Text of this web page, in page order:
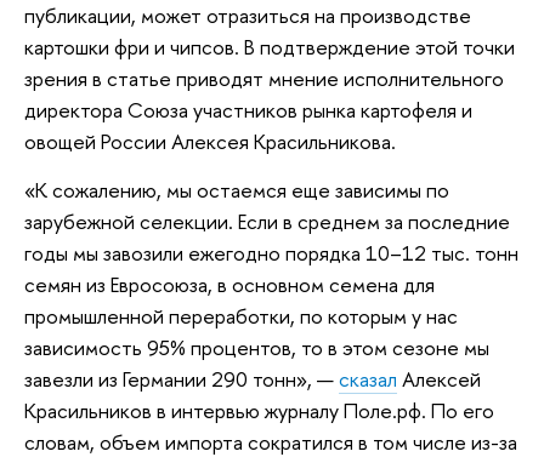
публикации, может отразиться на производстве
картошки фри и чипсов. В подтверждение этой точки
зрения в статье приводят мнение исполнительного
директора Союза участников рынка картофеля и
овощей России Алексея Красильникова.
«К сожалению, мы остаемся еще зависимы по
зарубежной селекции. Если в среднем за последние
годы мы завозили ежегодно порядка 10–12 тыс. тонн
семян из Евросоюза, в основном семена для
промышленной переработки, по которым у нас
зависимость 95% процентов, то в этом сезоне мы
завезли из Германии 290 тонн», —сказал Алексей
Красильников в интервью журналу Поле.рф. По его
словам, объем импорта сократился в том числе из-за